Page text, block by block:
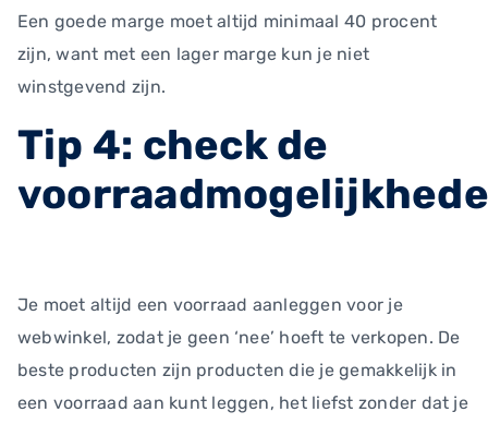
Een goede marge moet altijd minimaal 40 procent
zijn, want met een lager marge kun je niet
winstgevend zijn.
Tip 4: check de
Je moet altijd een voorraad aanleggen voor je
webwinkel, zodat je geen ‘nee’ hoeft te verkopen. De
beste producten zijn producten die je gemakkelijk in
een voorraad aan kunt leggen, het liefst zonder dat je